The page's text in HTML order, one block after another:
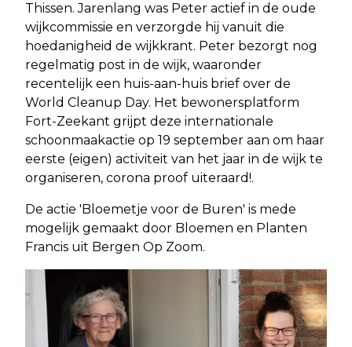
Thissen. Jarenlang was Peter actief in de oude
wijkcommissie en verzorgde hij vanuit die
hoedanigheid de wijkkrant. Peter bezorgt nog
regelmatig post in de wijk, waaronder
recentelijk een huis-aan-huis brief over de
World Cleanup Day. Het bewonersplatform
Fort-Zeekant grijpt deze internationale
schoonmaakactie op 19 september aan om haar
eerste (eigen) activiteit van het jaar in de wijk te
organiseren, corona proof uiteraard!.
De actie 'Bloemetje voor de Buren' is mede
mogelijk gemaakt door Bloemen en Planten
Francis uit Bergen Op Zoom.